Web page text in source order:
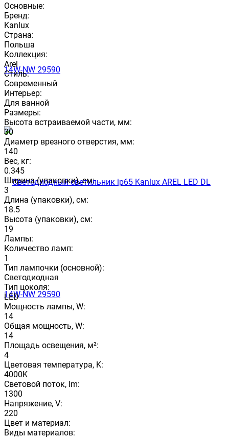
Основные:
Бренд:
Kanlux
Страна:
Польша
Коллекция:
Arel
Стиль:
Современный
Интерьер:
Для ванной
Размеры:
Высота встраиваемой части, мм:
30
Диаметр врезного отверстия, мм:
140
Вес, кг:
0.345
Ширина (упаковки), см:
3
Длина (упаковки), см:
18.5
Высота (упаковки), см:
19
Лампы:
Количество ламп:
1
Тип лампочки (основной):
Светодиодная
Тип цоколя:
LED
Мощность лампы, W:
14
Общая мощность, W:
14
Площадь освещения, м²:
4
Цветовая температура, K:
4000K
Световой поток, lm:
1300
Напряжение, V:
220
Цвет и материал:
Виды материалов: